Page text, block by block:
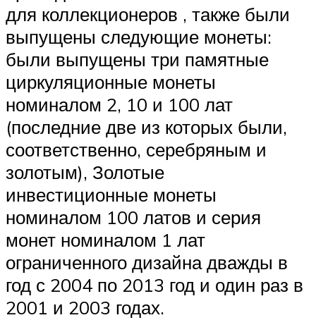
для коллекционеров , также были
выпущены следующие монеты:
были выпущены три памятные
циркуляционные монеты
номиналом 2, 10 и 100 лат
(последние две из которых были,
соответственно, серебряным и
золотым), Золотые
инвестиционные монеты
номиналом 100 латов и серия
монет номиналом 1 лат
ограниченного дизайна дважды в
год с 2004 по 2013 год и один раз в
2001 и 2003 годах.